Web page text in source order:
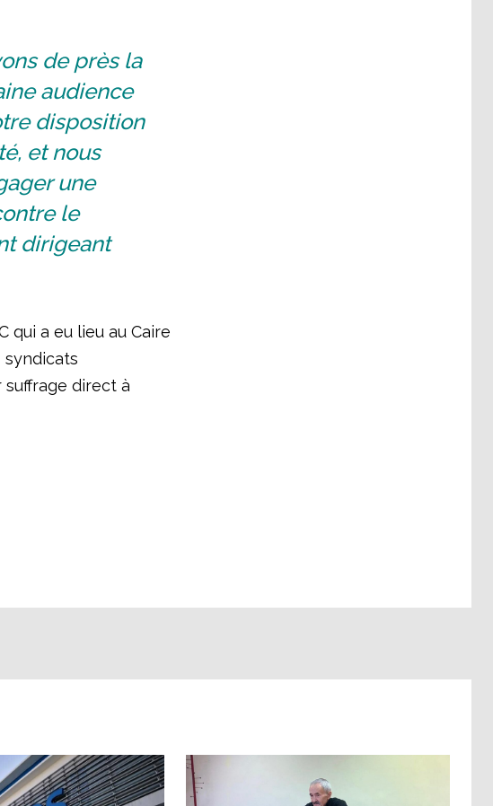
de près la
audience
disposition
et nous
une
le
dirigeant
qui a eu lieu au Caire
syndicats
direct à